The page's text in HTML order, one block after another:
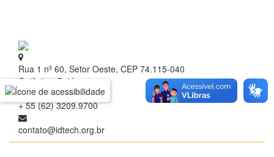
Rua 1 nº 60, Setor Oeste, CEP 74.115-040
Goiânia - Goiás
+ 55 (62) 3209.9700
contato@idtech.org.br